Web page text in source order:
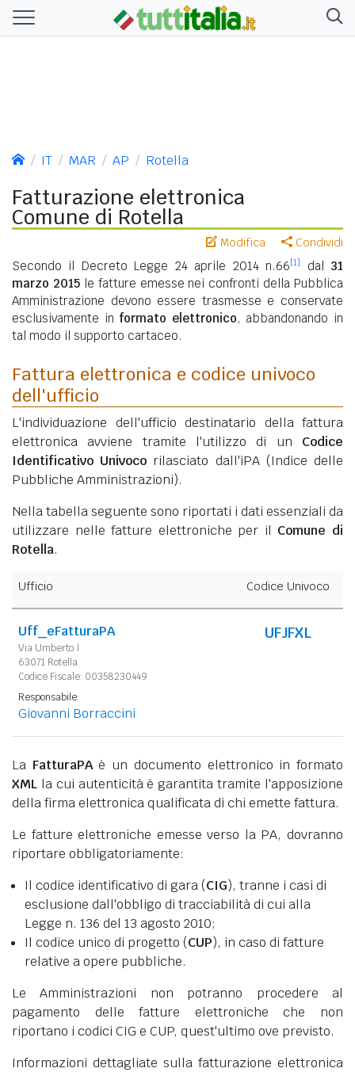
IT MAR AP Rotella
Fatturazione elettronica
Comune di Rotella
Modifica Condividi
Secondo il Decreto Legge 24 aprile 2014 n.66[1] dal 31
marzo 2015le fatture emesse nei confronti della Pubblica
Amministrazione devono essere trasmesse e conservate
esclusivamente in formato elettronico, abbandonando in
tal modo il supporto cartaceo.
Fattura elettronica e codice univoco
dell'ufficio
L'individuazione dell'ufficio destinatario della fattura
elettronica avviene tramite l'utilizzo di un Codice
Identificativo Univoco rilasciato dall'iPA (Indice delle
Pubbliche Amministrazioni).
Nella tabella seguente sono riportati i dati essenziali da
utilizzare nelle fatture elettroniche per il Comune di
Rotella.
Ufficio Codice Univoco
Uff_eFatturaPA
Via Umberto I
63071 Rotella
Codice Fiscale: 00358230449
UFJFXL
Responsabile:
Giovanni Borraccini
La FatturaPAè un documento elettronico in formato
XML la cui autenticità è garantita tramite l'apposizione
della firma elettronica qualificata di chi emette fattura.
Le fatture elettroniche emesse verso la PA, dovranno
riportare obbligatoriamente:
Il codice identificativo di gara (CIG), tranne i casi di
esclusione dall'obbligo di tracciabilità di cui alla
Legge n. 136 del 13 agosto 2010;
Il codice unico di progetto (CUP), in caso di fatture
relative a opere pubbliche.
Le Amministrazioni non potranno procedere al
pagamento delle fatture elettroniche che non
riportano i codici CIG e CUP, quest'ultimo ove previsto.
Informazioni dettagliate sulla fatturazione elettronica